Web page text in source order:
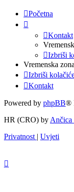
Početna
Kontakt
Izbriši
Vremenska
Izbriši
Kontakt
Powered by phpBB®
HR (CRO) by Ančica
Privatnost | Uvjeti